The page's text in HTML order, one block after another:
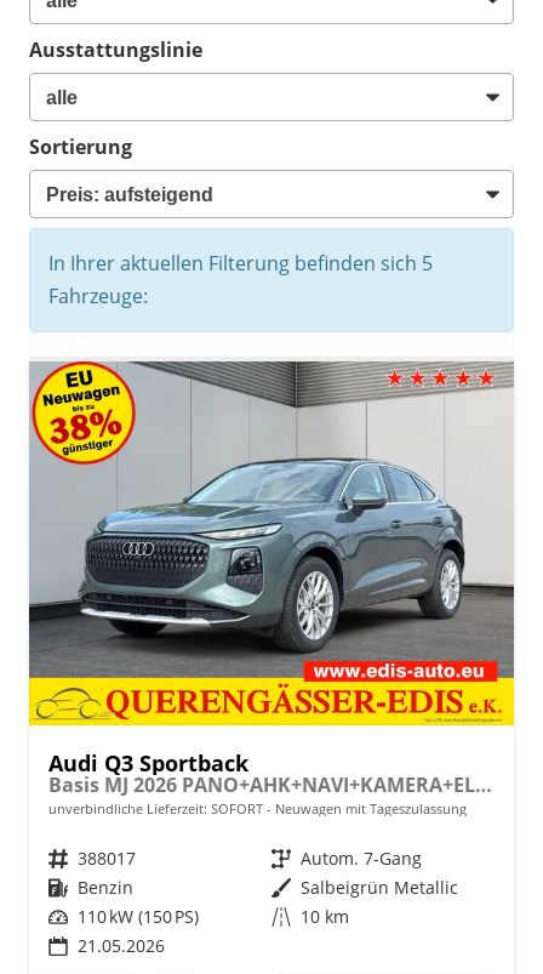
Ausstattungslinie
Sortierung
In Ihrer aktuellen Filterung befinden sich 5
Fahrzeuge:
Audi Q3 Sportback
Basis MJ 2026 PANO+AHK+NAVI+KAMERA+EL. HECKKL.+LED+18 LM
unverbindliche Lieferzeit: SOFORT Neuwagen mit Tageszulassung
Fahrzeugnr. 388017 Getriebe Autom. 7-Gang
Kraftstoff Benzin Außenfarbe Salbeigrün Metallic
Leistung 110 kW (150 PS) Kilometerstand 10 km
21.05.2026